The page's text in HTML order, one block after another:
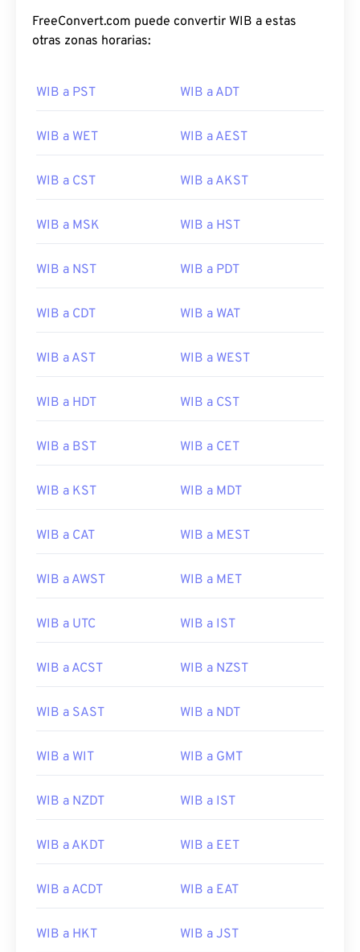
FreeConvert.com puede convertir WIB a estas
otras zonas horarias:
WIB a PST WIB a ADT
WIB a WET WIB a AEST
WIB a CST WIB a AKST
WIB a MSK WIB a HST
WIB a NST WIB a PDT
WIB a CDT WIB a WAT
WIB a AST WIB a WEST
WIB a HDT WIB a CST
WIB a BST WIB a CET
WIB a KST WIB a MDT
WIB a CAT WIB a MEST
WIB a AWST WIB a MET
WIB a UTC WIB a IST
WIB a ACST WIB a NZST
WIB a SAST WIB a NDT
WIB a WIT WIB a GMT
WIB a NZDT WIB a IST
WIB a AKDT WIB a EET
WIB a ACDT WIB a EAT
WIB a HKT WIB a JST